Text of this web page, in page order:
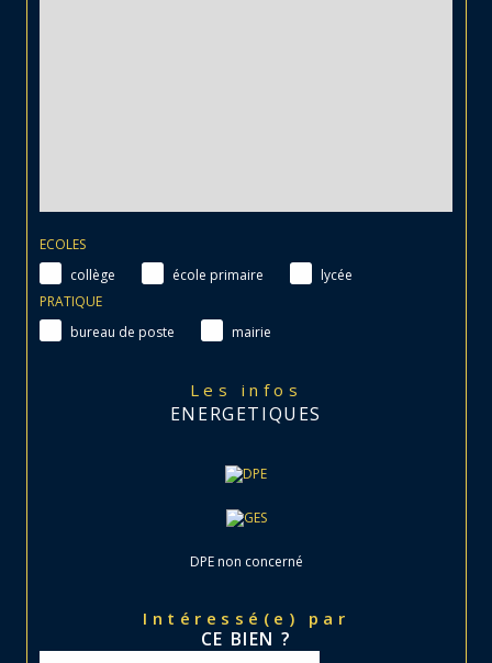
ECOLES
collège
école primaire
lycée
PRATIQUE
bureau de poste
mairie
Les infos
ENERGETIQUES
DPE non concerné
Intéressé(e) par
CE BIEN ?